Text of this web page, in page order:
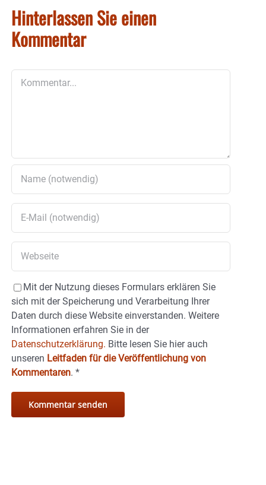
Hinterlassen Sie einen
Kommentar
Mit der Nutzung dieses Formulars erklären Sie
sich mit der Speicherung und Verarbeitung Ihrer
Daten durch diese Website einverstanden. Weitere
Informationen erfahren Sie in der
Datenschutzerklärung. Bitte lesen Sie hier auch
unseren Leitfaden für die Veröffentlichung von
Kommentaren. *